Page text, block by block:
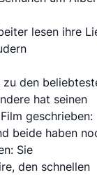
lesen ihre
den
hat seinen
geschrieben:
beide haben
Sie
den schnellen